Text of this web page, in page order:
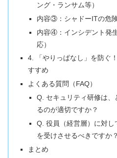
ング・ランサム等）
内容③：シャドーITの危
内容④：インシデント発
応）
4. 「やりっぱなし」を防ぐ
すすめ
よくある質問（FAQ）
Q. セキュリティ研修は
るのが適切ですか？
Q. 役員（経営層）に対
を受けさせるべきですか？
まとめ